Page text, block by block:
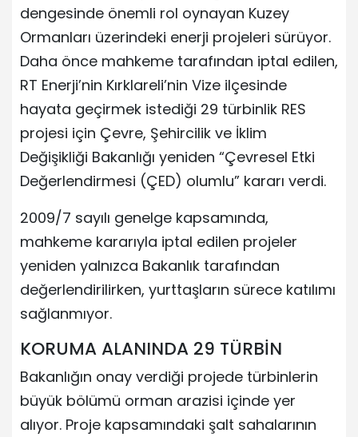
dengesinde önemli rol oynayan Kuzey
Ormanları üzerindeki enerji projeleri sürüyor.
Daha önce mahkeme tarafından iptal edilen,
RT Enerji’nin Kırklareli’nin Vize ilçesinde
hayata geçirmek istediği 29 türbinlik RES
projesi için Çevre, Şehircilik ve İklim
Değişikliği Bakanlığı yeniden “Çevresel Etki
Değerlendirmesi (ÇED) olumlu” kararı verdi.
2009/7 sayılı genelge kapsamında,
mahkeme kararıyla iptal edilen projeler
yeniden yalnızca Bakanlık tarafından
değerlendirilirken, yurttaşların sürece katılımı
sağlanmıyor.
KORUMA ALANINDA 29 TÜRBİN
Bakanlığın onay verdiği projede türbinlerin
büyük bölümü orman arazisi içinde yer
alıyor. Proje kapsamındaki şalt sahalarının